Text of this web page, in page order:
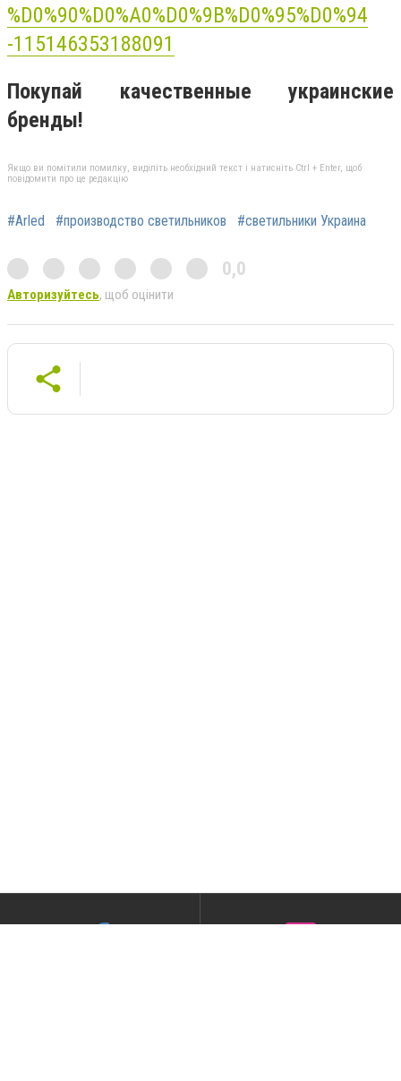
%D0%90%D0%A0%D0%9B%D0%95%D0%94
-115146353188091
Покупай качественные украинские
бренды!
Якщо ви помітили помилку, виділіть необхідний текст і натисніть Ctrl + Enter, щоб
повідомити про це редакцію
#Arled #производство светильников #светильники Украина
0,0
Авторизуйтесь, щоб оцінити